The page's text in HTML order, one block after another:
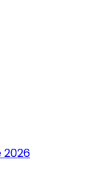
2026